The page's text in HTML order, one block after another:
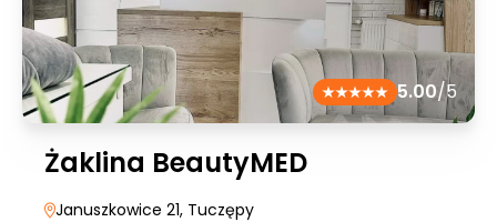
5.00/5
Żaklina BeautyMED
Januszkowice 21, Tuczępy